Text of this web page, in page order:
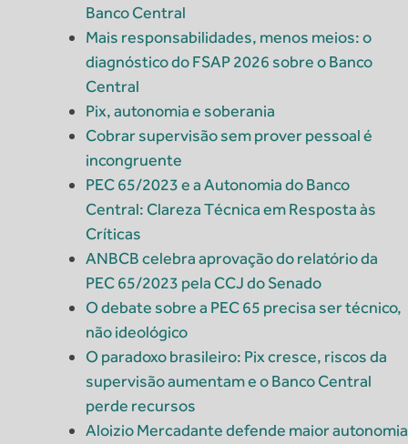
Banco Central
Mais responsabilidades, menos meios: o
diagnóstico do FSAP 2026 sobre o Banco
Central
Pix, autonomia e soberania
Cobrar supervisão sem prover pessoal é
incongruente
PEC 65/2023 e a Autonomia do Banco
Central: Clareza Técnica em Resposta às
Críticas
ANBCB celebra aprovação do relatório da
PEC 65/2023 pela CCJ do Senado
O debate sobre a PEC 65 precisa ser técnico,
não ideológico
O paradoxo brasileiro: Pix cresce, riscos da
supervisão aumentam e o Banco Central
perde recursos
Aloizio Mercadante defende maior autonomia